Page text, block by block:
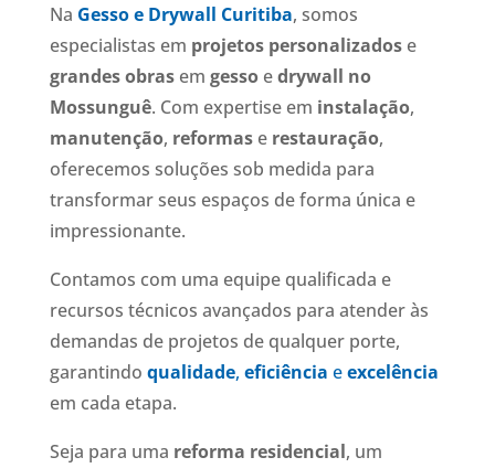
Na Gesso e Drywall Curitiba, somos
especialistas em projetos personalizadose
grandes obrasem gessoedrywall no
Mossunguê. Com expertise em instalação,
manutenção, reformase restauração,
oferecemos soluções sob medida para
transformar seus espaços de forma única e
impressionante.
Contamos com uma equipe qualificada e
recursos técnicos avançados para atender às
demandas de projetos de qualquer porte,
garantindo qualidade, eficiência eexcelência
em cada etapa.
Seja para uma reforma residencial, um